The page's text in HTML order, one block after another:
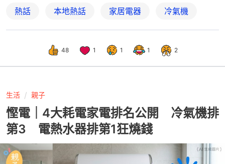
熱話 本地熱話 家居電器 冷氣機
48 1 1 1 2
生活 親子
慳電｜4大耗電家電排名公開 冷氣機排
第3 電熱水器排第1狂燒錢